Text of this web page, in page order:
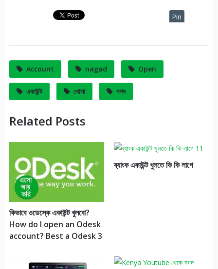
Pin
Account nagad Open
একাউন্ট খোলা নগদ
Related Posts
কিভাবে ওডেস্কে একাউন্ট খুলবো?
How do I open an Odesk
account? Best a Odesk 3
ব্যাংক একাউন্ট খুলতে কি কি লাগে